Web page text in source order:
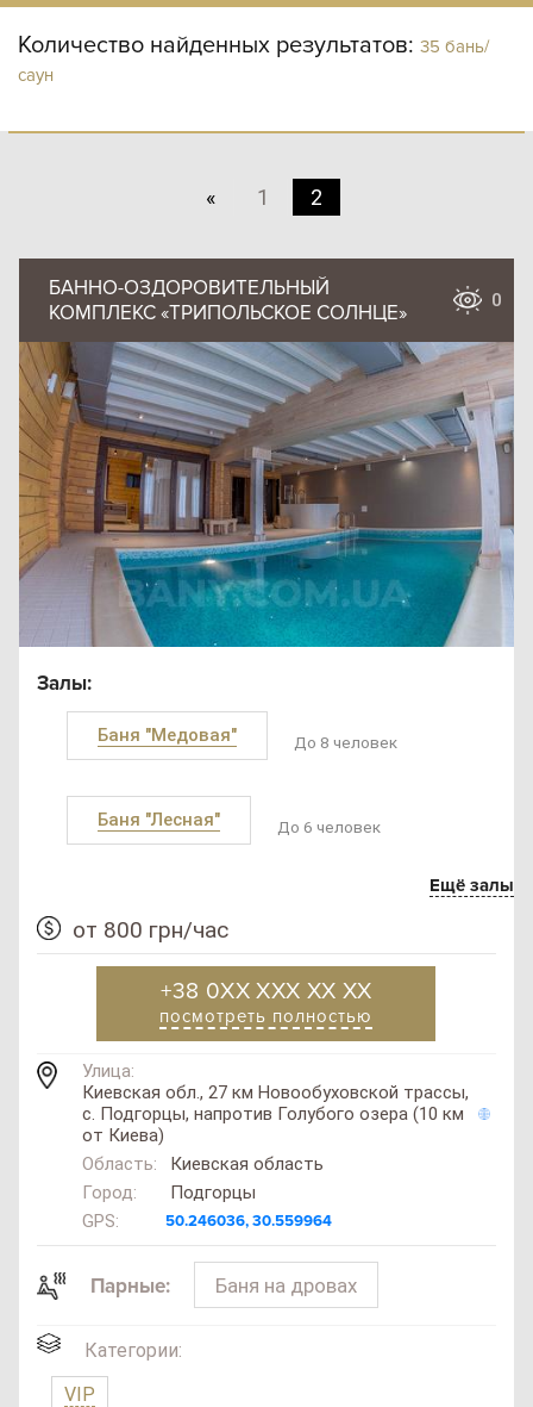
Количество найденных результатов: 35 бань/
саун
« 1 2
БАННО-ОЗДОРОВИТЕЛЬНЫЙ
КОМПЛЕКС «ТРИПОЛЬСКОЕ СОЛНЦЕ»
0
Залы:
Баня "Медовая" До 8 человек
Баня "Лесная" До 6 человек
Ещё залы
от 800 грн/час
+38 0XX XXX XX XX
посмотреть полностью
Улица:
Киевская обл., 27 км Новообуховской трассы,
с. Подгорцы, напротив Голубого озера (10 км
от Киева)
Область:
Киевская область
Город:
Подгорцы
GPS:
50.246036, 30.559964
Парные: Баня на дровах
Категории:
VIP